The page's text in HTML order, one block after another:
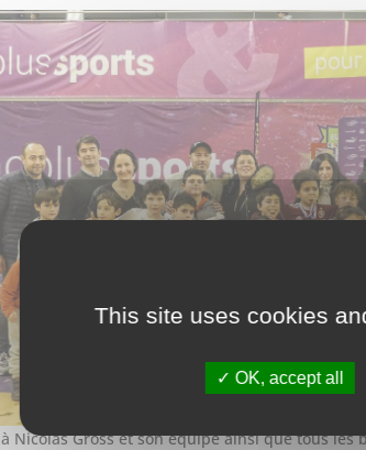
à Nicolas Gross et son équipe ainsi que tous les
This site uses cookies
OK, accept all